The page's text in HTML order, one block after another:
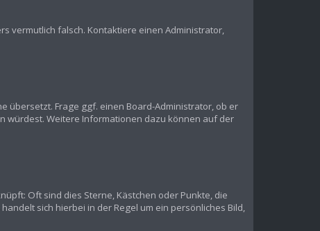
vermutlich falsch. Kontaktiere einen Administrator,
übersetzt. Frage ggf. einen Board-Administrator, ob er
würdest. Weitere Informationen dazu können auf der
Oft sind dies Sterne, Kästchen oder Punkte, die
sich hierbei in der Regel um ein persönliches Bild,